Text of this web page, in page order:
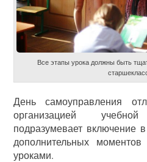
Все этапы урока должны быть
День самоуправления
организацией
подразумевает включение
дополнительных
уроками.